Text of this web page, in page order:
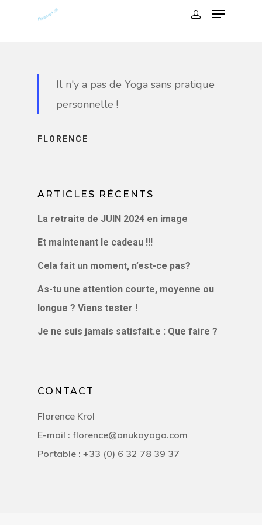
Hit enter to search or ESC to close
Il n'y a pas de Yoga sans pratique
personnelle !
FLORENCE
ARTICLES RÉCENTS
La retraite de JUIN 2024 en image
Et maintenant le cadeau !!!
Cela fait un moment, n’est-ce pas?
As-tu une attention courte, moyenne ou
longue ? Viens tester !
Je ne suis jamais satisfait.e : Que faire ?
CONTACT
Florence Krol
E-mail : florence@anukayoga.com
Portable : +33 (0) 6 32 78 39 37
INDIVIDUEL
INVITE-MOI
STUDIO DE
EN LIGNE
BLOG,